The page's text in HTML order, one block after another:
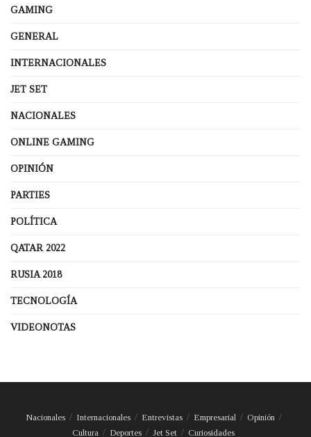
GAMING
GENERAL
INTERNACIONALES
JET SET
NACIONALES
ONLINE GAMING
OPINIÓN
PARTIES
POLÍTICA
QATAR 2022
RUSIA 2018
TECNOLOGÍA
VIDEONOTAS
Nacionales Internacionales Entrevistas Empresarial
Opinión
Cultura
Deportes Jet Set Curiosidades